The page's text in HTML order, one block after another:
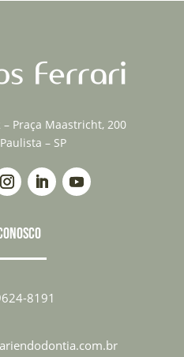
Praça Maastricht, 200
– SP
8191